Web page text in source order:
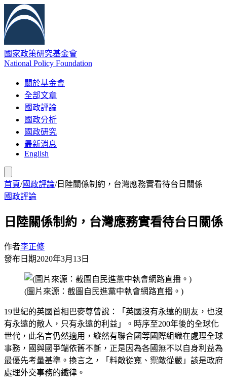
國家政策研究基金會
National Policy Foundation
關於基金會
全部文章
國政評論
國政分析
國政研究
最新消息
English
首頁/國政評論/日陸關係制約，台灣應務實看待台日關係
國政評論
日陸關係制約，台灣應務實看待台日關係
作者李正修
發布日期2020年3月13日
(圖片來源：截圖自民進黨中執會網路直播。)
19世紀的英國首相巴麥尊曾說：「英國沒有永遠的朋友，也沒
有永遠的敵人，只有永遠的利益」。時序至200年後的全球化
世代，此名言仍然適用，縱然有聯合國等國際組織在處理全球
事務，國與國爭端依舊不斷，正是因為各國無不以自身利益為
最優先考量基準。換言之，「料敵從寬、禦敵從嚴」該是政府
處理外交事務的鐵律。